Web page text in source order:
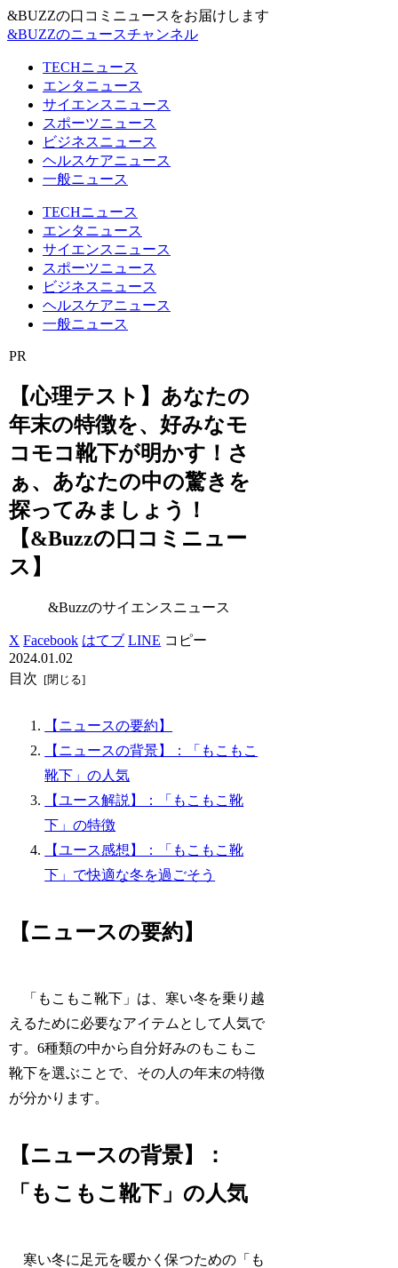
&BUZZの口コミニュースをお届けします
&BUZZのニュースチャンネル
TECHニュース
エンタニュース
サイエンスニュース
スポーツニュース
ビジネスニュース
ヘルスケアニュース
一般ニュース
TECHニュース
エンタニュース
サイエンスニュース
スポーツニュース
ビジネスニュース
ヘルスケアニュース
一般ニュース
PR
【心理テスト】あなたの
年末の特徴を、好みなモ
コモコ靴下が明かす！さ
ぁ、あなたの中の驚きを
探ってみましょう！
【&Buzzの口コミニュー
ス】
&Buzzのサイエンスニュース
X Facebook はてブ LINE コピー
2024.01.02
目次
【ニュースの要約】
【ニュースの背景】：「もこもこ
靴下」の人気
【ユース解説】：「もこもこ靴
下」の特徴
【ユース感想】：「もこもこ靴
下」で快適な冬を過ごそう
【ニュースの要約】
「もこもこ靴下」は、寒い冬を乗り越
えるために必要なアイテムとして人気で
す。6種類の中から自分好みのもこもこ
靴下を選ぶことで、その人の年末の特徴
が分かります。
【ニュースの背景】：
「もこもこ靴下」の人気
寒い冬に足元を暖かく保つための「も